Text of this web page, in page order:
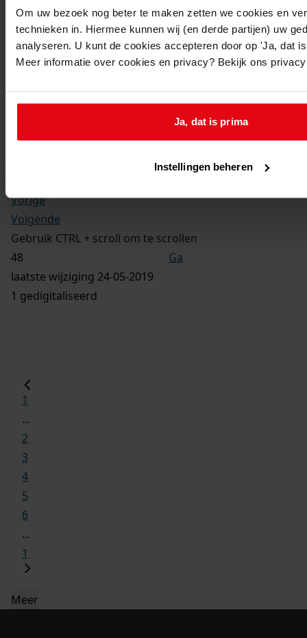
Om uw bezoek nog beter te maken zetten we cookies en
technieken in. Hiermee kunnen wij (en derde partijen) uw
analyseren. U kunt de cookies accepteren door op 'Ja, dat
Meer informatie over cookies en privacy? Bekijk ons
Ja, dat is prima
Instellingen beheren
1702-09 Doop-, trouw- en begraafboeken Enkhuizen,
1581-1910
Inventarisnummer :
13
181.
Dit bestand is nog niet gecontroleerd op volledigheid
Vorige
Volgende
Gebruik CTRL + scroll om te scrollen
Ga
laatste wijziging 24-05-2019
1 gedigitaliseerd
1
...
2
3
4
5
6
...
1
Meer